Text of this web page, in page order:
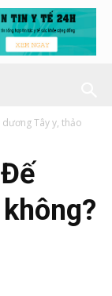
Tây y, thảo